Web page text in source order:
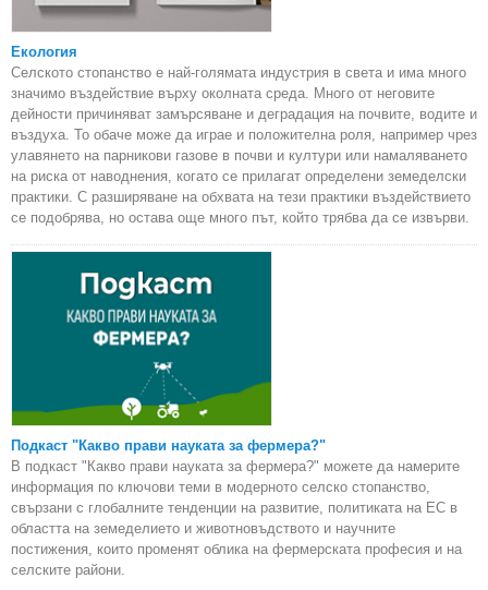
Екология
Селското стопанство е най-голямата индустрия в света и има много
значимо въздействие върху околната среда. Много от неговите
дейности причиняват замърсяване и деградация на почвите, водите и
въздуха. То обаче може да играе и положителна роля, например чрез
улавянето на парникови газове в почви и култури или намаляването
на риска от наводнения, когато се прилагат определени земеделски
практики. С разширяване на обхвата на тези практики въздействието
се подобрява, но остава още много път, който трябва да се извърви.
Подкаст "Какво прави науката за фермера?"
В подкаст "Какво прави науката за фермера?" можете да намерите
информация по ключови теми в модерното селско стопанство,
свързани с глобалните тенденции на развитие, политиката на ЕС в
областта на земеделието и животновъдството и научните
постижения, които променят облика на фермерската професия и на
селските райони.